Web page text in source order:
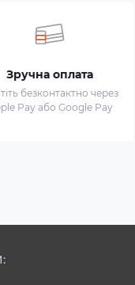
Зручна оплата
безконтактно через
Pay або Google Pay